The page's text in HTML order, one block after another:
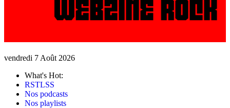
vendredi 7 Août 2026
What's Hot:
RSTLSS
Nos podcasts
Nos playlists